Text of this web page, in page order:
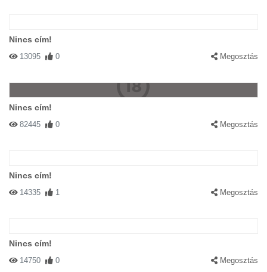
Nincs cím!
13095 0 Megosztás
Nincs cím!
82445 0 Megosztás
Nincs cím!
14335 1 Megosztás
Nincs cím!
14750 0 Megosztás